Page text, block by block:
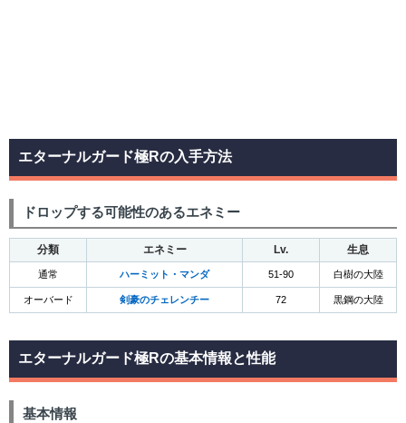
エターナルガード極Rの入手方法
ドロップする可能性のあるエネミー
分類 エネミー Lv. 生息
通常 ハーミット・マンダ 51-90 白樹の大陸
オーバード 剣豪のチェレンチー 72 黒鋼の大陸
エターナルガード極Rの基本情報と性能
基本情報